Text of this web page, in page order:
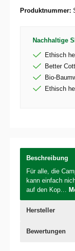
Produktnummer:
Nachhaltige
Ethisch
Better
Bio-
Ethisch
Beschreibung
Für alle, die
kann einfach
auf den Kop…
Hersteller
Bewertungen